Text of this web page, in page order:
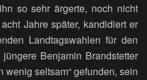
so sehr ärgerte, noch nicht
Jahre später, kandidiert er
Landtagswahlen für den
Benjamin Brandstetter
wenig seltsam“ gefunden, sein